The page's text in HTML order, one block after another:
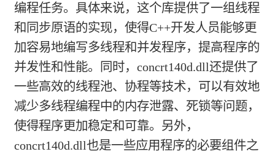
编程任务。具体来说，这个库提供了一组线程
和同步原语的实现，使得C++开发人员能够更
加容易地编写多线程和并发程序，提高程序的
并发性和性能。同时，concrt140d.dll还提供了
一些高效的线程池、协程等技术，可以有效地
减少多线程编程中的内存泄露、死锁等问题，
使得程序更加稳定和可靠。另外，
concrt140d.dll也是一些应用程序的必要组件之